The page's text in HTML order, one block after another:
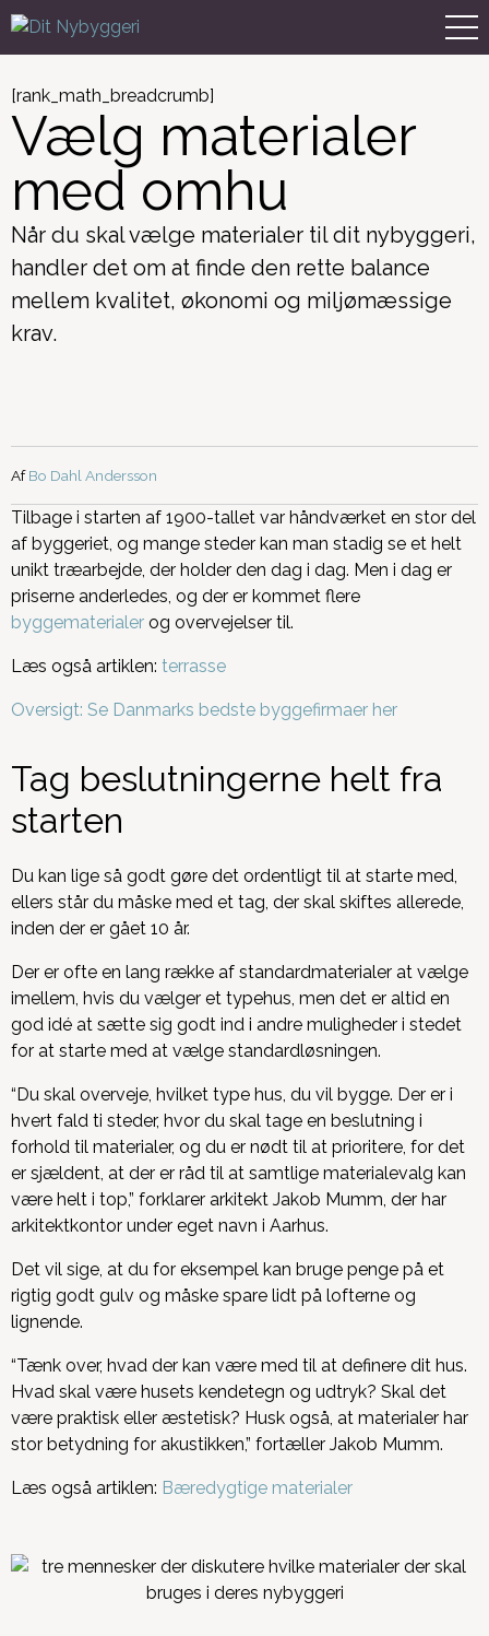
[rank_math_breadcrumb]
Vælg materialer
med omhu
Når du skal vælge materialer til dit nybyggeri,
handler det om at finde den rette balance
mellem kvalitet, økonomi og miljømæssige
krav.
AfBo Dahl Andersson
Tilbage i starten af 1900-tallet var håndværket en stor del
af byggeriet, og mange steder kan man stadig se et helt
unikt træarbejde, der holder den dag i dag. Men i dag er
priserne anderledes, og der er kommet flere
byggematerialer og overvejelser til.
Læs også artiklen: terrasse
Oversigt: Se Danmarks bedste byggefirmaer her
Tag beslutningerne helt fra
starten
Du kan lige så godt gøre det ordentligt til at starte med,
ellers står du måske med et tag, der skal skiftes allerede,
inden der er gået 10 år.
Der er ofte en lang række af standardmaterialer at vælge
imellem, hvis du vælger et typehus, men det er altid en
god idé at sætte sig godt ind i andre muligheder i stedet
for at starte med at vælge standardløsningen.
“Du skal overveje, hvilket type hus, du vil bygge. Der er i
hvert fald ti steder, hvor du skal tage en beslutning i
forhold til materialer, og du er nødt til at prioritere, for det
er sjældent, at der er råd til at samtlige materialevalg kan
være helt i top,” forklarer arkitekt Jakob Mumm, der har
arkitektkontor under eget navn i Aarhus.
Det vil sige, at du for eksempel kan bruge penge på et
rigtig godt gulv og måske spare lidt på lofterne og
lignende.
“Tænk over, hvad der kan være med til at definere dit hus.
Hvad skal være husets kendetegn og udtryk? Skal det
være praktisk eller æstetisk? Husk også, at materialer har
stor betydning for akustikken,” fortæller Jakob Mumm.
Læs også artiklen: Bæredygtige materialer